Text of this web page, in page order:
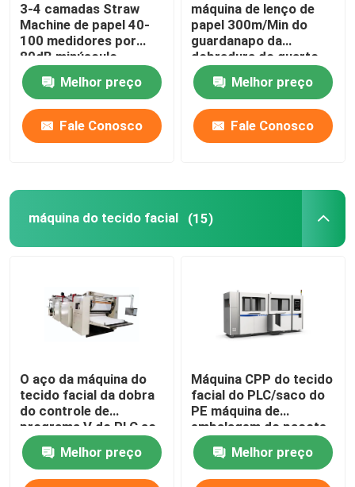
Máquina de embalagem do lenço de papel
Máquina de lenço de papel da segunda mão
Máquina de toalha de cozinha
Máquina de gravação de papel
3-4 camadas Straw
Machine de papel 40-
100 medidores por
80dB minúsculo
Melhor preço
Fale Conosco
máquina de lenço de
papel 300m/Min do
guardanapo da
dobradura do quarto
de 115x115mm
Melhor preço
Fale Conosco
máquina do tecido facial (15)
O aço da máquina do
tecido facial da dobra
do controle de
programa V do PLC ao
aço grava 100m/Min
Melhor preço
Máquina CPP do tecido
facial do PLC/saco do
PE máquina de
embalagem do pacote
do papel
Melhor preço